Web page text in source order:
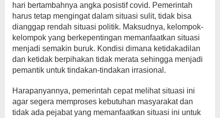
hari bertambahnya angka posistif covid. Pemerintah
harus tetap mengingat dalam situasi sulit, tidak bisa
dianggap rendah situasi politik. Maksudnya, kelompok-
kelompok yang berkepentingan memanfaatkan situasi
menjadi semakin buruk. Kondisi dimana ketidakadilan
dan ketidak berpihakan tidak merata sehingga menjadi
pemantik untuk tindakan-tindakan irrasional.
Harapanyannya, pemerintah cepat melihat situasi ini
agar segera memproses kebutuhan masyarakat dan
tidak ada pejabat yang memanfaatkan situasi ini untuk